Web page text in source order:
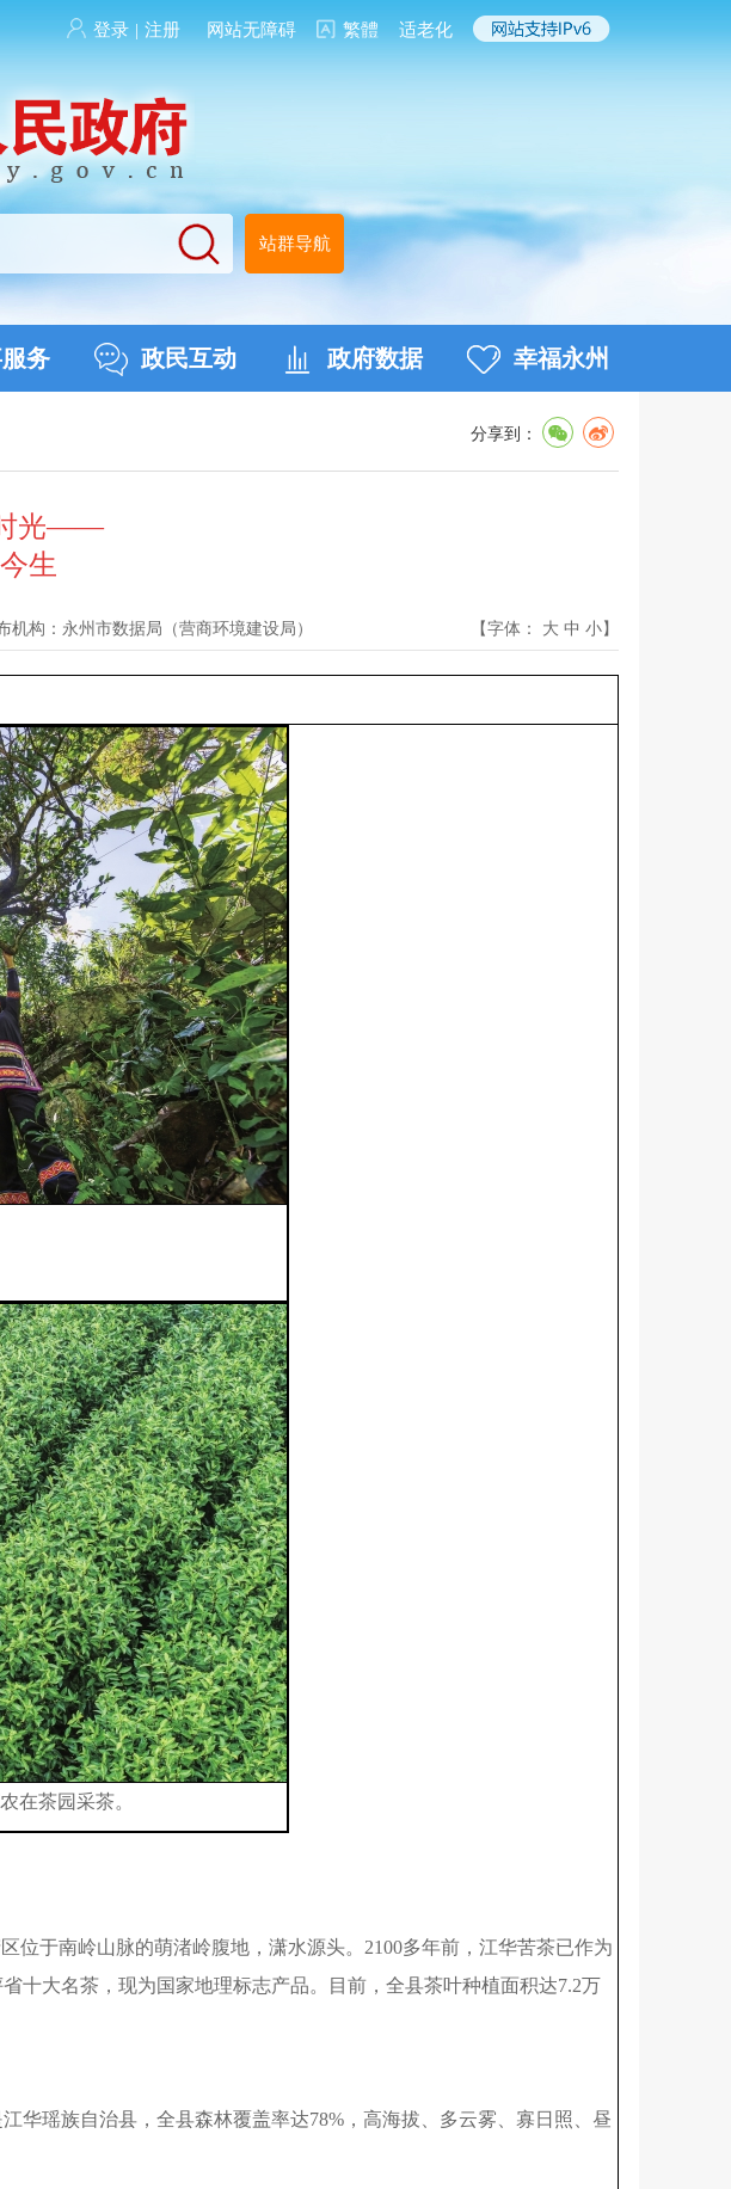
登录 | 注册 网站无障碍 繁體 适老化
站群导航
务 政民互动 政府数据 幸福永州
分享到：
时光——
生
机构： 永州市数据局（营商环境建设局） 【字体： 大 中 小】
茶园采茶。
于南岭山脉的萌渚岭腹地，潇水源头。2100多年前，江华苦茶已作为
十大名茶，现为国家地理标志产品。目前，全县茶叶种植面积达7.2万
华瑶族自治县，全县森林覆盖率达78%，高海拔、多云雾、寡日照、昼